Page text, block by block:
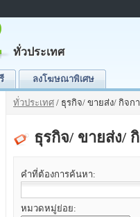
ทั่วประเทศ
ลงโฆษณาพิเศษ
ทั่วประเทศ / ธุรกิจ/ ขายส่ง/ กิจก
ธุรกิจ/ ขายส่ง/
คำที่ต้องการค้นหา:
หมวดหมู่ย่อย: